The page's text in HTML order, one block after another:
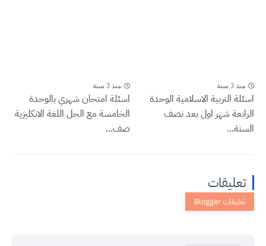
منذ 3 سنة
اسئلة التربية الاسلامية الوحدة
الرابعة شهر اول بعد نصف
السنة...
منذ 3 سنة
اسئلة امتحان شهري بالوحدة
الخامسة مع الحل اللغة الانكليزية
صف...
تعليقات